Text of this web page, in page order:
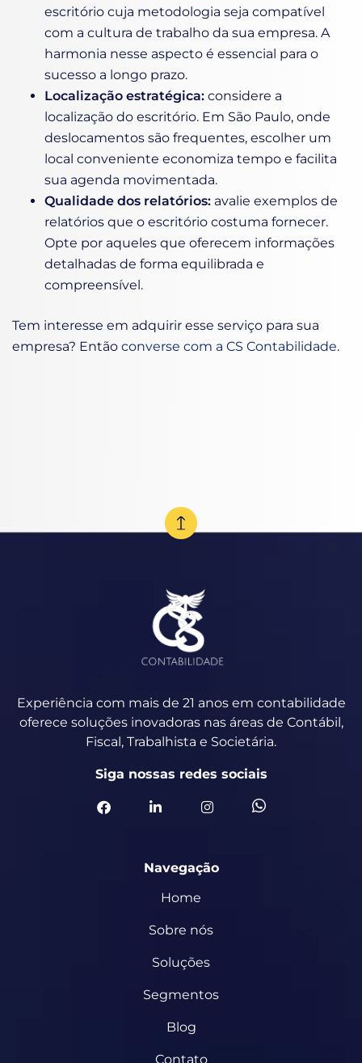
escritório cuja metodologia seja compatível
com a cultura de trabalho da sua empresa. A
harmonia nesse aspecto é essencial para o
sucesso a longo prazo.
Localização estratégica: considere a
localização do escritório. Em São Paulo, onde
deslocamentos são frequentes, escolher um
local conveniente economiza tempo e facilita
sua agenda movimentada.
Qualidade dos relatórios: avalie exemplos de
relatórios que o escritório costuma fornecer.
Opte por aqueles que oferecem informações
detalhadas de forma equilibrada e
compreensível.
Tem interesse em adquirir esse serviço para sua
empresa? Então converse com a CS Contabilidade.
Experiência com mais de 21 anos em contabilidade
oferece soluções inovadoras nas áreas de Contábil,
Fiscal, Trabalhista e Societária.
Siga nossas redes sociais
Navegação
Home
Sobre nós
Soluções
Segmentos
Blog
Contato